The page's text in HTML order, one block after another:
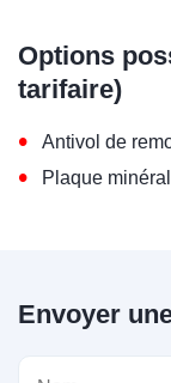
Options
tarifaire)
• Antivol de
• Plaque
Envoyer